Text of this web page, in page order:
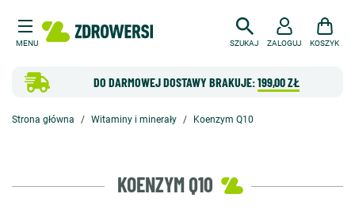
MENU SZUKAJ
DO DARMOWEJ DOSTAWY BRAKUJE:199,00 ZŁ
ZALOGUJ KOSZYK
Strona główna Witaminy i minerały Koenzym Q10
KOENZYM Q10